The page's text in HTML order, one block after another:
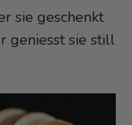
sie geschenkt
geniesst sie still